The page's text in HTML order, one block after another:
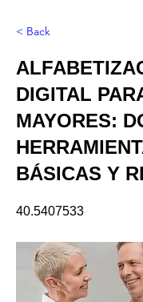
< Back
DIGITAL
MAYORES:
BÁSICAS Y
40.5407533